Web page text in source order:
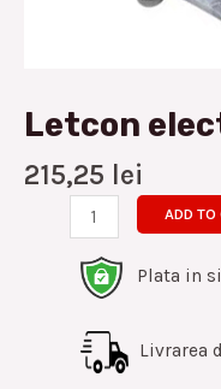
Letcon
215,25 lei
ADD TO
Plata in
Livrarea